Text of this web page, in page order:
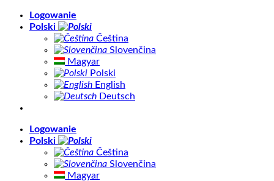
Skip
Logowanie
Polski
Čeština
Slovenčina
Magyar
Polski
English
Deutsch
Logowanie
Polski
Čeština
Slovenčina
Magyar